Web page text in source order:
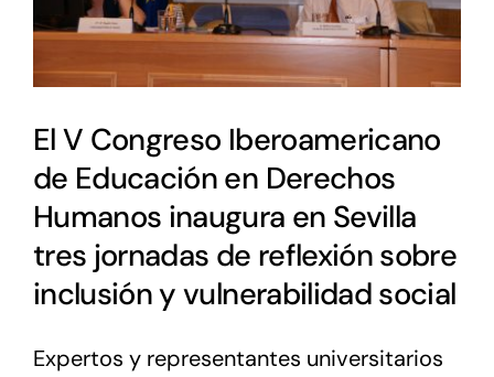
El V Congreso Iberoamericano
de Educación en Derechos
Humanos inaugura en Sevilla
tres jornadas de reflexión sobre
inclusión y vulnerabilidad social
Expertos y representantes universitarios